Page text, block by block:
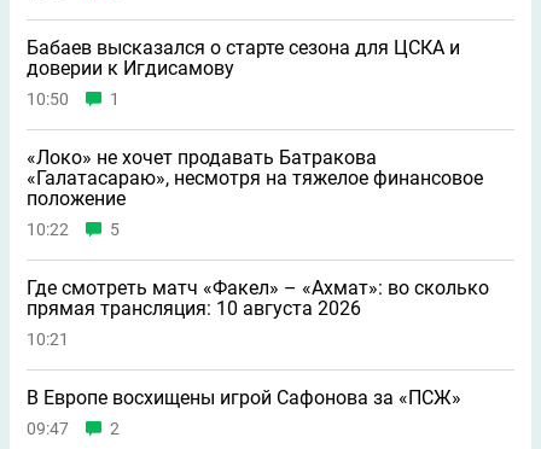
Бабаев высказался о старте сезона для ЦСКА и
доверии к Игдисамову
10:50 1
«Локо» не хочет продавать Батракова
«Галатасараю», несмотря на тяжелое финансовое
положение
10:22 5
Где смотреть матч «Факел» – «Ахмат»: во сколько
прямая трансляция: 10 августа 2026
10:21
В Европе восхищены игрой Сафонова за «ПСЖ»
09:47 2